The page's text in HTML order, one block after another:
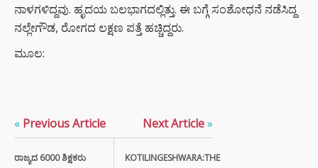
ನಾಳಗಳಿದ್ದವು. ಹೃದಯ ಬಲಭಾಗದಲ್ಲಿತ್ತು. ಈ ಬಗ್ಗೆ ಸಂಶೋಧನೆ ನಡೆಸಿದ್ದ
ನಲ್ಲೇಗೌಡ, ರೋಗದ ಲಕ್ಷಣ ಪತ್ತೆ ಹಚ್ಚಿದ್ದರು.
ಮೂಲ:
« Previous Article
ರಾಜ್ಯದ 6000 ಶಿಕ್ಷಕರು
Next Article»
KOTILINGESHWARA:THE